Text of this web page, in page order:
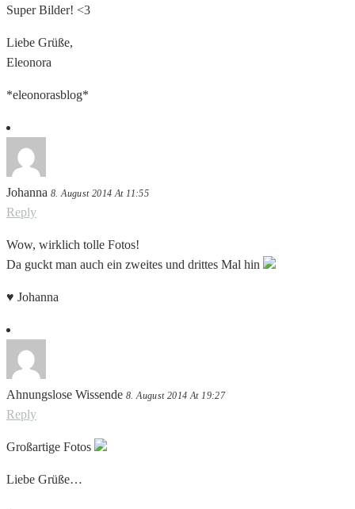
Super Bilder! <3
Liebe Grüße,
Eleonora
*eleonorasblog*
Johanna 8. August 2014 At 11:55
Reply
Wow, wirklich tolle Fotos!
Da guckt man auch ein zweites und drittes Mal hin
♥ Johanna
Ahnungslose Wissende 8. August 2014 At 19:27
Reply
Großartige Fotos
Liebe Grüße…